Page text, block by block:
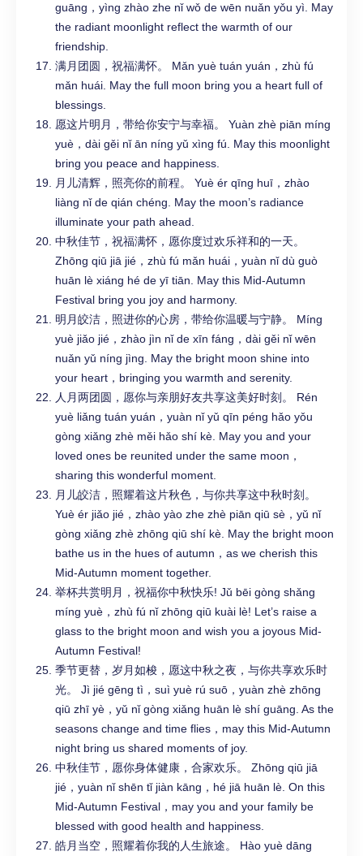
guāng，yìng zhào zhe nǐ wǒ de wēn nuǎn yǒu yì. May
the radiant moonlight reflect the warmth of our
friendship.
满月团圆，祝福满怀。 Mǎn yuè tuán yuán，zhù fú
mǎn huái. May the full moon bring you a heart full of
blessings.
愿这片明月，带给你安宁与幸福。 Yuàn zhè piān míng
yuè，dài gěi nǐ ān níng yǔ xìng fú. May this moonlight
bring you peace and happiness.
月儿清辉，照亮你的前程。 Yuè ér qīng huī，zhào
liàng nǐ de qián chéng. May the moon’s radiance
illuminate your path ahead.
中秋佳节，祝福满怀，愿你度过欢乐祥和的一天。
Zhōng qiū jiā jié，zhù fú mǎn huái，yuàn nǐ dù guò
huān lè xiáng hé de yī tiān. May this Mid-Autumn
Festival bring you joy and harmony.
明月皎洁，照进你的心房，带给你温暖与宁静。 Míng
yuè jiǎo jié，zhào jìn nǐ de xīn fáng，dài gěi nǐ wēn
nuǎn yǔ níng jìng. May the bright moon shine into
your heart，bringing you warmth and serenity.
人月两团圆，愿你与亲朋好友共享这美好时刻。 Rén
yuè liǎng tuán yuán，yuàn nǐ yǔ qīn péng hǎo yǒu
gòng xiǎng zhè měi hǎo shí kè. May you and your
loved ones be reunited under the same moon，
sharing this wonderful moment.
月儿皎洁，照耀着这片秋色，与你共享这中秋时刻。
Yuè ér jiǎo jié，zhào yào zhe zhè piān qiū sè，yǔ nǐ
gòng xiǎng zhè zhōng qiū shí kè. May the bright moon
bathe us in the hues of autumn，as we cherish this
Mid-Autumn moment together.
举杯共赏明月，祝福你中秋快乐! Jǔ bēi gòng shǎng
míng yuè，zhù fú nǐ zhōng qiū kuài lè! Let’s raise a
glass to the bright moon and wish you a joyous Mid-
Autumn Festival!
季节更替，岁月如梭，愿这中秋之夜，与你共享欢乐时
光。 Jì jié gēng tì，suì yuè rú suō，yuàn zhè zhōng
qiū zhī yè，yǔ nǐ gòng xiǎng huān lè shí guāng. As the
seasons change and time flies，may this Mid-Autumn
night bring us shared moments of joy.
中秋佳节，愿你身体健康，合家欢乐。 Zhōng qiū jiā
jié，yuàn nǐ shēn tǐ jiàn kāng，hé jiā huān lè. On this
Mid-Autumn Festival，may you and your family be
blessed with good health and happiness.
皓月当空，照耀着你我的人生旅途。 Hào yuè dāng